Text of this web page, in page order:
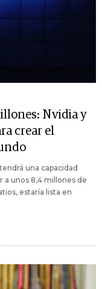
Nvidia y
crear el
una capacidad
a unos 8,4 millones de
estaría lista en